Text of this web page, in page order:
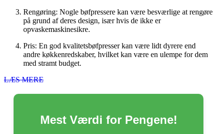
Rengøring: Nogle bøfpressere kan være besværlige at rengøre
på grund af deres design, især hvis de ikke er
opvaskemaskinesikre.
Pris: En god kvalitetsbøfpresser kan være lidt dyrere end
andre køkkenredskaber, hvilket kan være en ulempe for dem
med stramt budget.
LÆS MERE
Mest Værdi for Pengene!